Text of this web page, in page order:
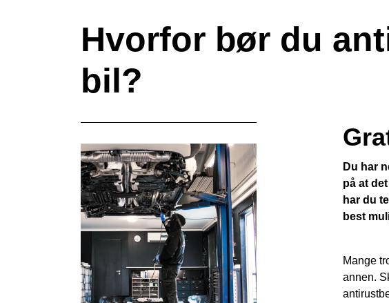
Hvorfor bør du
bil?
Du har
på at
har du
best
Mange
annen.